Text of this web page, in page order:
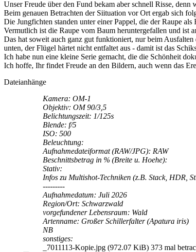
Unser Freude über den Fund bekam aber schnell Risse,
Beim genauen Betrachten der Siituation vor Ort ergab sich
Die Jungfichten standen unter einer Pappel, die der Raupe als
Vermutlich ist die Raupe vom Baum heruntergefallen und ist
Das hat soweit auch ganz gut funktioniert, nur beim
unten, der Flügel härtet nicht entfaltet aus - damit ist das
Ich habe nun eine kleine Serie gemacht, die die Schönheit
Ich hoffe, Ihr findet Freude an den Bildern, auch wenn das
Dateianhänge
Kamera: OM-1
Objektiv: OM 90/3,5
Belichtungszeit: 1/125s
Blende: f/5
ISO: 500
Beleuchtung:
Aufnahmedateiformat (RAW/JPG): RAW
Beschnittsbetrag in % (Breite u. Hoehe):
Stativ:
Infos zu Multishot-Techniken (z.B. Stack, HDR,
---------
Aufnahmedatum: Juli 2026
Region/Ort: Schwarzwald
vorgefundener Lebensraum: Wald
Artenname: Großer Schillerfalter (Apatura iris)
NB
sonstiges:
_7011113-Kopie.jpg (972.07 KiB) 373 mal